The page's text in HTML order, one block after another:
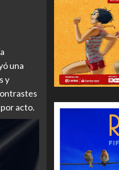
una
y
acto.